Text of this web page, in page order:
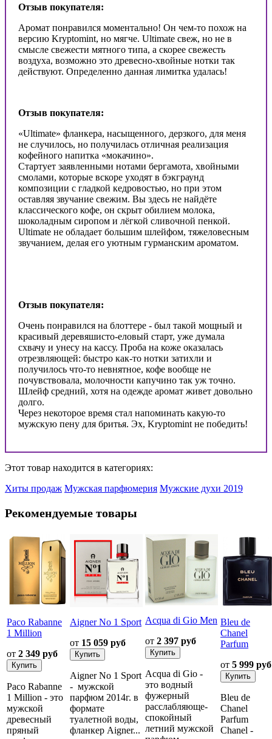
Отзыв покупателя:
Аромат понравился моментально! Он чем-то похож на
версию Kryptomint, но мягче. Ultimate свеж, но не в
смысле свежести мятного типа, а скорее свежесть
воздуха, возможно это древесно-хвойные нотки так
действуют. Определенно данная лимитка удалась!
Отзыв покупателя:
«Ultimate» фланкера, насыщенного, дерзкого, для меня
не случилось, но получилась отличная реализация
кофейного напитка «мокачино».
Стартует заявленными нотами бергамота, хвойными
смолами, которые вскоре уходят в бэкграунд
композиции с гладкой кедровостью, но при этом
оставляя звучание свежим. Вы здесь не найдёте
классического кофе, он скрыт обилием молока,
шоколадным сиропом и лёгкой сливочной пенкой.
Ultimate не обладает большим шлейфом, тяжеловесным
звучанием, делая его уютным гурманским ароматом.
Отзыв покупателя:
Очень понравился на блоттере - был такой мощный и
красивый деревяшисто-еловый старт, уже думала
схвачу и унесу на кассу. Проба на коже оказалась
отрезвляющей: быстро как-то нотки затихли и
получилось что-то невнятное, кофе вообще не
почувствовала, молочности капучино так уж точно.
Шлейф средний, хотя на одежде аромат живет довольно
долго.
Через некоторое время стал напоминать какую-то
мужскую пену для бритья. Эх, Kryptomint не победить!
Этот товар находится в категориях:
Хиты продаж Мужская парфюмерия Мужские духи 2019
Рекомендуемые товары
Paco Rabanne
1 Million
от 2 349 руб
Paco Rabanne
1 Million - это
мужской
древесный
пряный
Aigner No 1 Sport
от 15 059 руб
Aigner No 1 Sport
- мужской
парфюм 2014г. в
формате
туалетной воды,
фланкер Aigner...
Acqua di Gio Men
от 2 397 руб
Acqua di Gio -
это водный
фужерный
расслабляюще-
спокойный
летний мужской
Bleu de
Chanel
Parfum
от 5 999 руб
Bleu de
Chanel
Parfum
Chanel -